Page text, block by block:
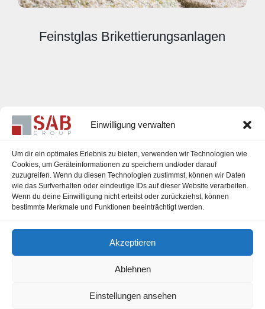
Einwilligung verwalten
Um dir ein optimales Erlebnis zu bieten, verwenden wir Technologien wie
Cookies, um Geräteinformationen zu speichern und/oder darauf
zuzugreifen. Wenn du diesen Technologien zustimmst, können wir Daten
wie das Surfverhalten oder eindeutige IDs auf dieser Website verarbeiten.
Wenn du deine Einwilligung nicht erteilst oder zurückziehst, können
bestimmte Merkmale und Funktionen beeinträchtigt werden.
Akzeptieren
Ablehnen
Einstellungen ansehen
Feinstglas Brikettierungsanlagen
Karriere
Impressum
Datenschutzerklärung
Cookie-Richtlinie (EU)
office@sab-group.com